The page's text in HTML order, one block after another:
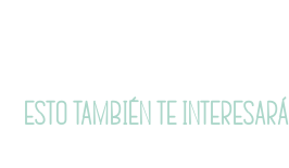
Esto también te interesará